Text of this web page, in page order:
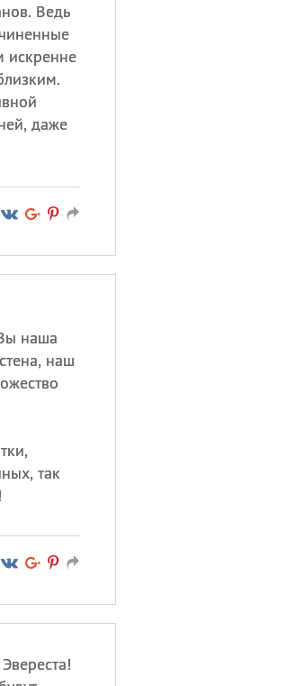
Ведь
искренне
даже
наша
наш
так